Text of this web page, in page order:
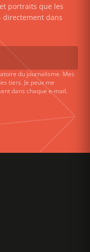
portraits que les
dans
du journalisme. Mes
tiers. Je peux me
dans chaque e-mail.